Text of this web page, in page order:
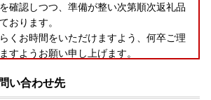
確認しつつ、準備が整い次第順次返礼品
おります。
くお時間をいただけますよう、何卒ご理
すようお願い申し上げます。
い合わせ先